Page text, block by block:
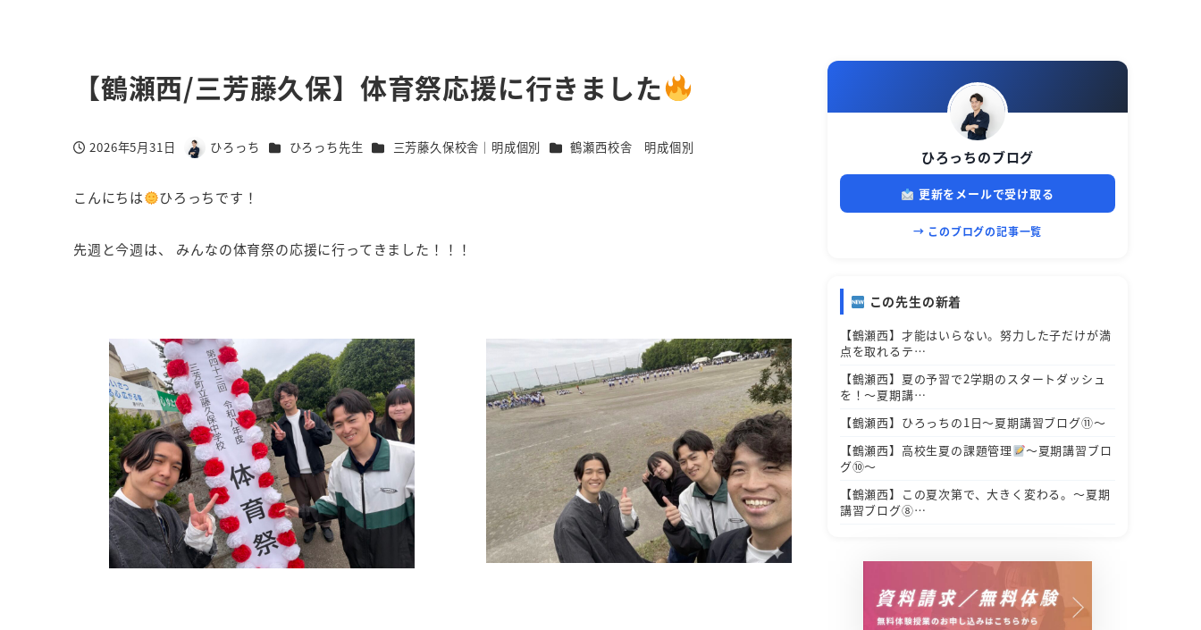
【鶴瀬西/三芳藤久保】体育祭応援に行きました
投稿日
2026年5月31日
著
ひろっち カテゴリー
ひろっち先生 カテゴリー
三芳藤久保校舎｜明成個別 カテゴリー
鶴瀬西校舎 明成個別
こんにちは ひろっちです！
先週と今週は、 みんなの体育祭の応援に行ってきました！！！
ひろっちのブログ
更新をメールで受け取る
→ このブログの記事一覧
この先生の新着
【鶴瀬西】才能はいらない。努力した子だけが満
点を取れるテ…
【鶴瀬西】夏の予習で2学期のスタートダッシュ
を！～夏期講…
【鶴瀬西】ひろっちの1日～夏期講習ブログ⑪～
【鶴瀬西】高校生夏の課題管理
～夏期講習ブロ
グ⑩～
【鶴瀬西】この夏次第で、大きく変わる。～夏期
講習ブログ⑧…